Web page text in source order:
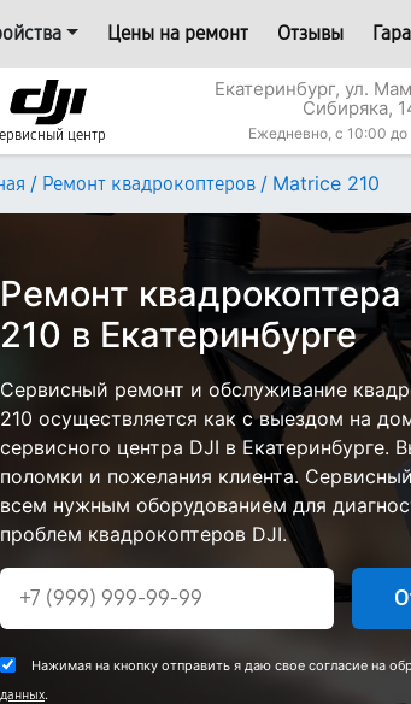
Цены на ремонт Отзывы
центр
Екатеринбург, ул.
Сибиряка,
Ежедневно, с 10:00
/ Ремонт квадрокоптеров / Matrice 210
Ремонт
210 в Екатеринбурге
Сервисный ремонт и обслуживание
210 осуществляется как с выездом на
сервисного центра DJI в Екатеринбурге.
поломки и пожелания клиента.
всем нужным оборудованием для
проблем квадрокоптеров DJI.
Нажимая на кнопку отправить я даю свое согласие на
данных.